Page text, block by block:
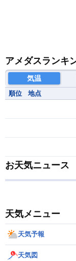
アメダスランキ
気温
順位 地点
お天気ニュース
天気メニュー
天気予報
天気図